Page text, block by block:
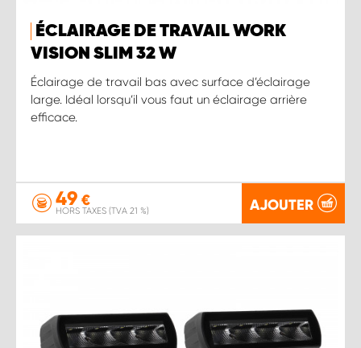
ÉCLAIRAGE DE TRAVAIL WORK
VISION SLIM 32 W
Éclairage de travail bas avec surface d’éclairage
large. Idéal lorsqu’il vous faut un éclairage arrière
efficace.
49 €
HORS TAXES (TVA 21 %) AJOUTER